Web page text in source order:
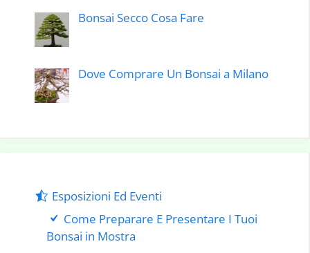
Bonsai Secco Cosa Fare
Dove Comprare Un Bonsai a Milano
Esposizioni Ed Eventi
Come Preparare E Presentare I Tuoi
Bonsai in Mostra